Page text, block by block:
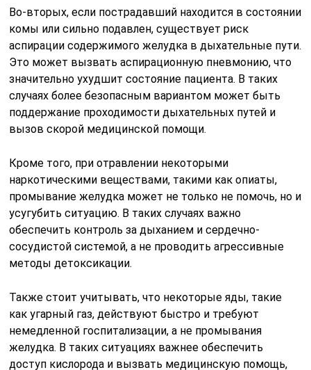
Во-вторых, если пострадавший находится в состоянии
комы или сильно подавлен, существует риск
аспирации содержимого желудка в дыхательные пути.
Это может вызвать аспирационную пневмонию, что
значительно ухудшит состояние пациента. В таких
случаях более безопасным вариантом может быть
поддержание проходимости дыхательных путей и
вызов скорой медицинской помощи.
Кроме того, при отравлении некоторыми
наркотическими веществами, такими как опиаты,
промывание желудка может не только не помочь, но и
усугубить ситуацию. В таких случаях важно
обеспечить контроль за дыханием и сердечно-
сосудистой системой, а не проводить агрессивные
методы детоксикации.
Также стоит учитывать, что некоторые яды, такие
как угарный газ, действуют быстро и требуют
немедленной госпитализации, а не промывания
желудка. В таких ситуациях важнее обеспечить
доступ кислорода и вызвать медицинскую помощь,